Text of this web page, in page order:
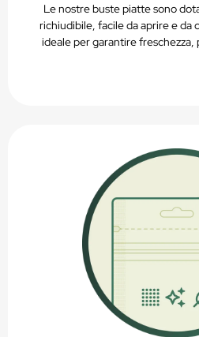
Le nostre buste piatte sono
richiudibile, facile da aprire e da
ideale per garantire freschezza,